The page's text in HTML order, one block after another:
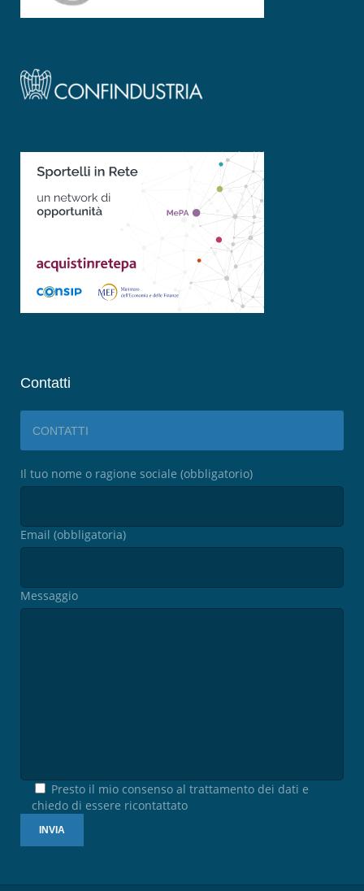
Contatti
CONTATTI
Il tuo nome o ragione sociale (obbligatorio)
Email (obbligatoria)
Messaggio
Presto il mio consenso al trattamento dei dati e
chiedo di essere ricontattato